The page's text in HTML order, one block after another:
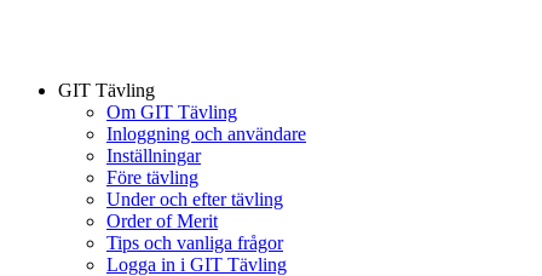
GIT Tävling
Om GIT Tävling
Inloggning och användare
Inställningar
Före tävling
Under och efter tävling
Order of Merit
Tips och vanliga frågor
Logga in i GIT Tävling